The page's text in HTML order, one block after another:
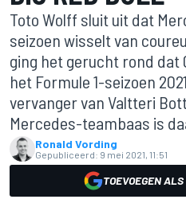
Toto Wolff sluit uit dat
seizoen wisselt van
ging het gerucht rond dat
het Formule 1-seizoen
vervanger van Valtteri
Mercedes-teambaas is
Ronald Vording
Gepubliceerd: 9 mei 2021, 11:51
TOEVOEGEN ALS